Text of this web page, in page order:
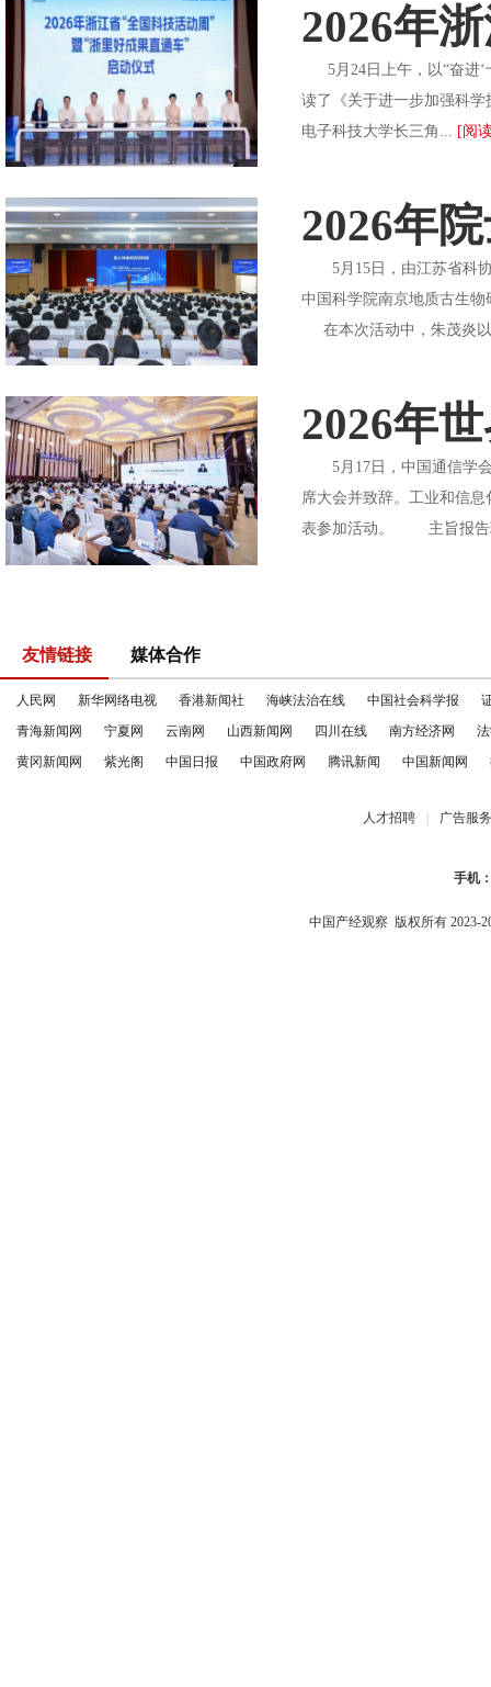
2026年
5月24日上午，以“奋进‘
读了《关于进一步加强科
电子科技大学长三角... [阅
2026年
5月15日，由江苏省科协
中国科学院南京地质古生
在本次活动中，朱茂炎以
2026年
5月17日，中国通信学会
席大会并致辞。工业和信
表参加活动。 主旨报告环
友情链接 媒体合作
人民网 新华网络电视 香港新闻社 海峡法治在线 中国社会科学报
青海新闻网
宁夏网 云南网 山西新闻网 四川在线 南方经济网
黄冈新闻网
紫光阁 中国日报 中国政府网 腾讯新闻 中国新闻网
人才招聘 广告服务
手机
中国产经观察 版权所有 2023-